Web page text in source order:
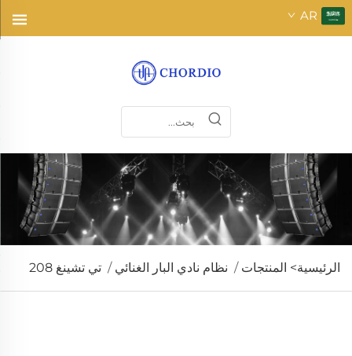
AR
الرئيسية> المنتجات / نظام نادي البار الغنائي / تي تشينغ 208